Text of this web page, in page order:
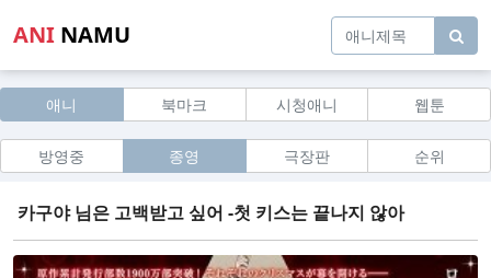
ANI NAMU
애니 북마크 시청애니 웹툰
방영중 종영 극장판 순위
카구야 님은 고백받고 싶어 -첫 키스는 끝나지 않아